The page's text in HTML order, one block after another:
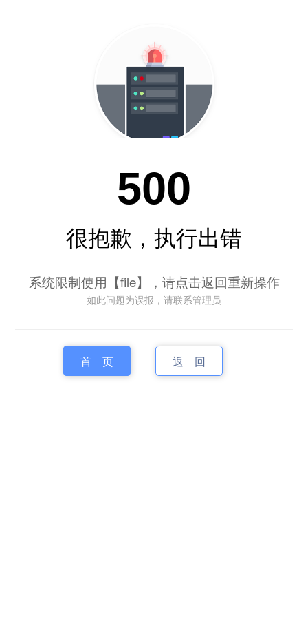
500
很抱歉，执行出错
系统限制使用【file】，请点击返回重新操作
如此问题为误报，请联系管理员
首 页 返 回